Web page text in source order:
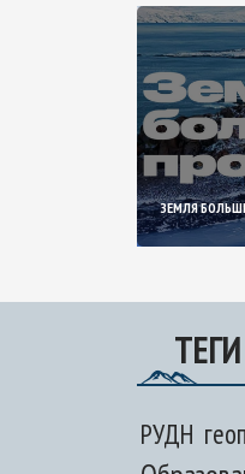
ЗЕМЛЯ
ТЕГИ
РУДН